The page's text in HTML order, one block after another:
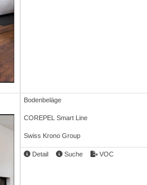
Bodenbeläge
COREPEL Smart Line
Swiss Krono Group
Detail Suche VOC